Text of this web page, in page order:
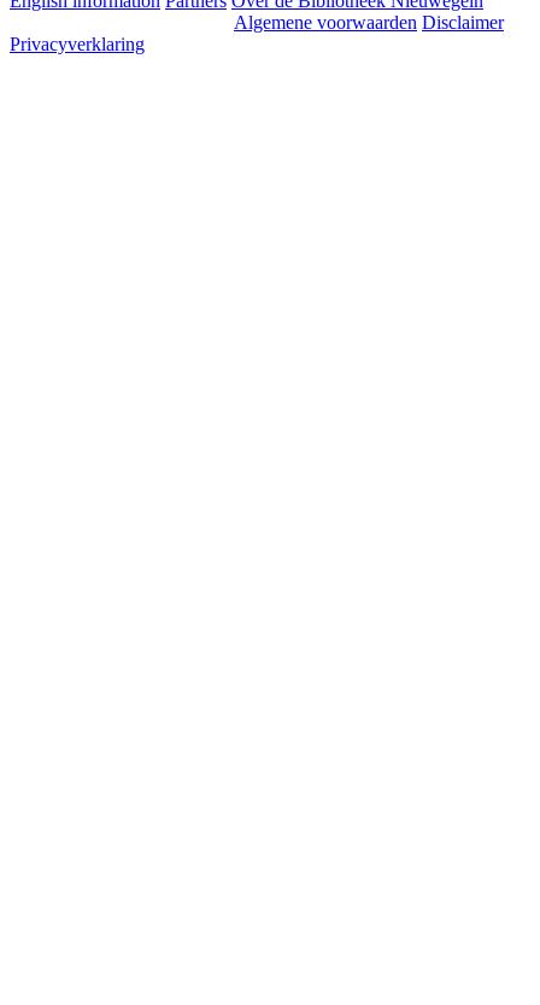
Algemene voorwaarden Disclaimer
Privacyverklaring